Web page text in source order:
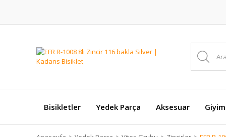
Bisikletler Yedek Parça Aksesuar Giyim